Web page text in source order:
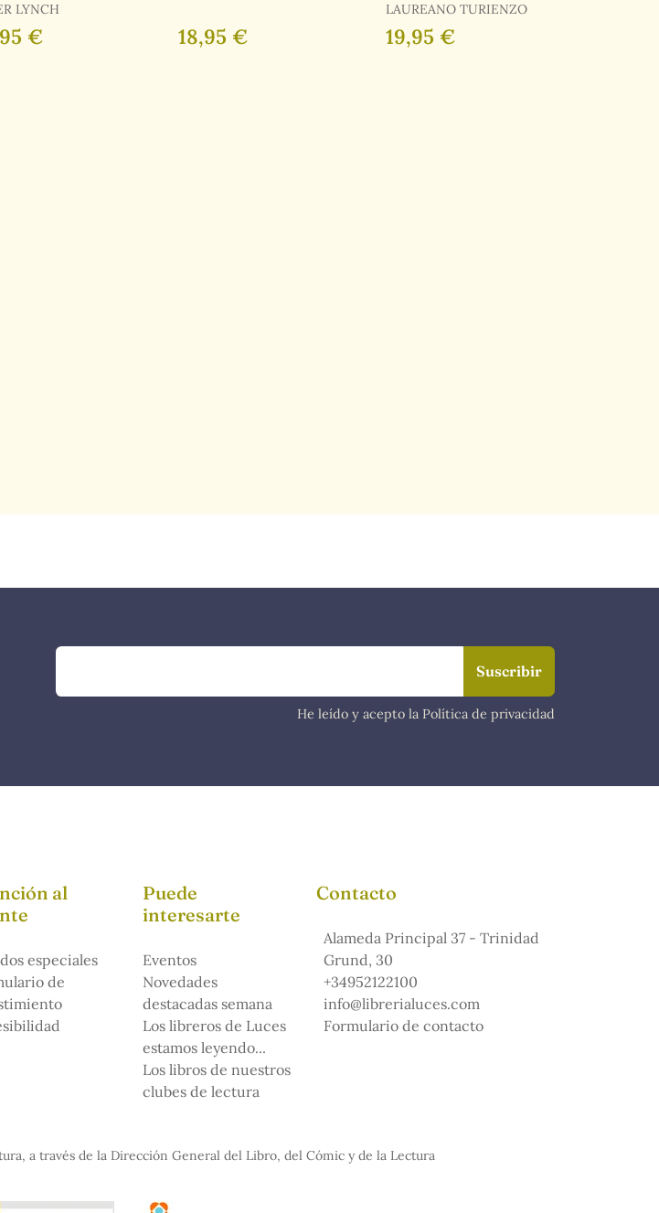
LYNCH
€ 18,95 €
LAUREANO TURIENZO
19,95 €
He leído y acepto la Política de privacidad
al
especiales
de
Puede
interesarte
Eventos
Novedades
destacadas semana
Los libreros de Luces
estamos leyendo...
Los libros de nuestros
clubes de lectura
Contacto
Alameda Principal 37 - Trinidad
Grund, 30
+34952122100
info@librerialuces.com
Formulario de contacto
a través de la Dirección General del Libro, del Cómic y de la Lectura